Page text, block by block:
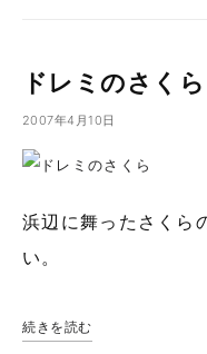
ドレミのさくら
2007年4月10日
浜辺に舞ったさくら
い。
続きを読む